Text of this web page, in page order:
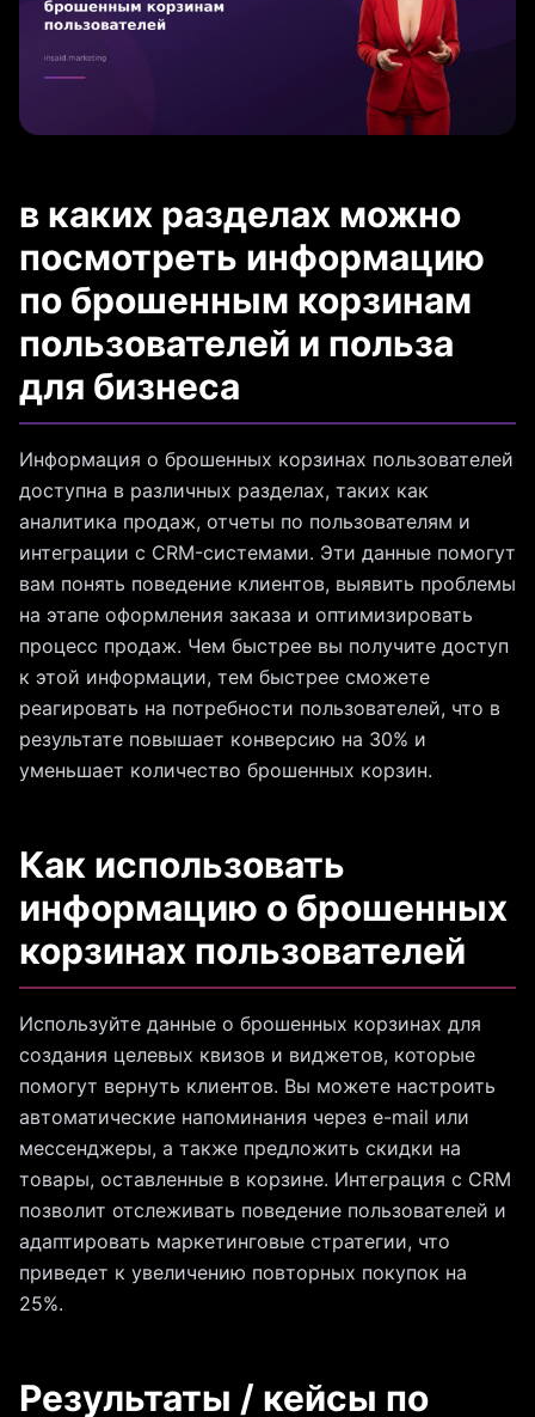
в каких разделах можно
посмотреть информацию
по брошенным корзинам
пользователей и польза
для бизнеса
Информация о брошенных корзинах пользователей
доступна в различных разделах, таких как
аналитика продаж, отчеты по пользователям и
интеграции с CRM-системами. Эти данные помогут
вам понять поведение клиентов, выявить проблемы
на этапе оформления заказа и оптимизировать
процесс продаж. Чем быстрее вы получите доступ
к этой информации, тем быстрее сможете
реагировать на потребности пользователей, что в
результате повышает конверсию на 30% и
уменьшает количество брошенных корзин.
Как использовать
информацию о брошенных
корзинах пользователей
Используйте данные о брошенных корзинах для
создания целевых квизов и виджетов, которые
помогут вернуть клиентов. Вы можете настроить
автоматические напоминания через e-mail или
мессенджеры, а также предложить скидки на
товары, оставленные в корзине. Интеграция с CRM
позволит отслеживать поведение пользователей и
адаптировать маркетинговые стратегии, что
приведет к увеличению повторных покупок на
25%.
Результаты / кейсы по